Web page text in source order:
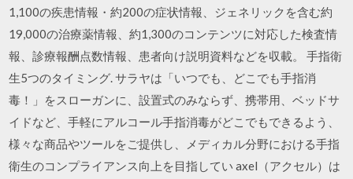
1,100の疾患情報・約200の症状情報、ジェネリックを含む約
19,000の治療薬情報、約1,300のコンテンツに対応した検査情
報、診療報酬点数情報、患者向け説明資料などを収載。 手指衛
生5つのタイミング. サラヤは「いつでも、どこでも手指消
毒！」をスローガンに、設置式のみならず、携帯用、ベッドサ
イドなど、手軽にアルコール手指消毒がどこでもできるよう、
様々な商品やツールをご提供し、メディカル分野における手指
衛生のコンプライアンス向上を目指してい axel（アクセル）は